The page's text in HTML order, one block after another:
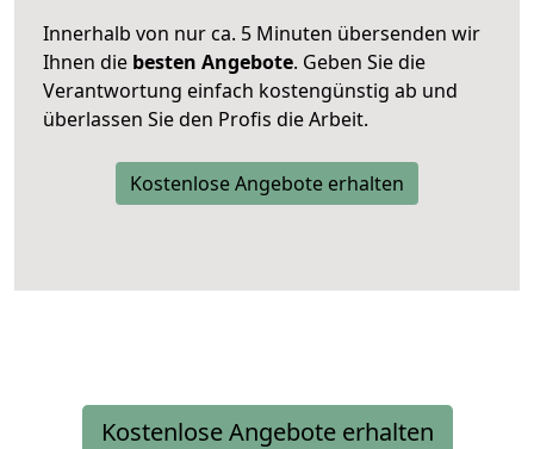
Innerhalb von nur ca. 5 Minuten übersenden wir
Ihnen die besten Angebote. Geben Sie die
Verantwortung einfach kostengünstig ab und
überlassen Sie den Profis die Arbeit.
Kostenlose Angebote erhalten
Kostenlose Angebote erhalten